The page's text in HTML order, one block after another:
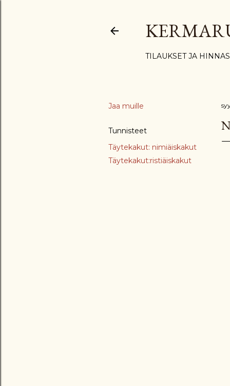
TILAUKSET JA
Jaa muille
Tunnisteet
Täytekakut: nimiäiskakut
Täytekakut:ristiäiskakut